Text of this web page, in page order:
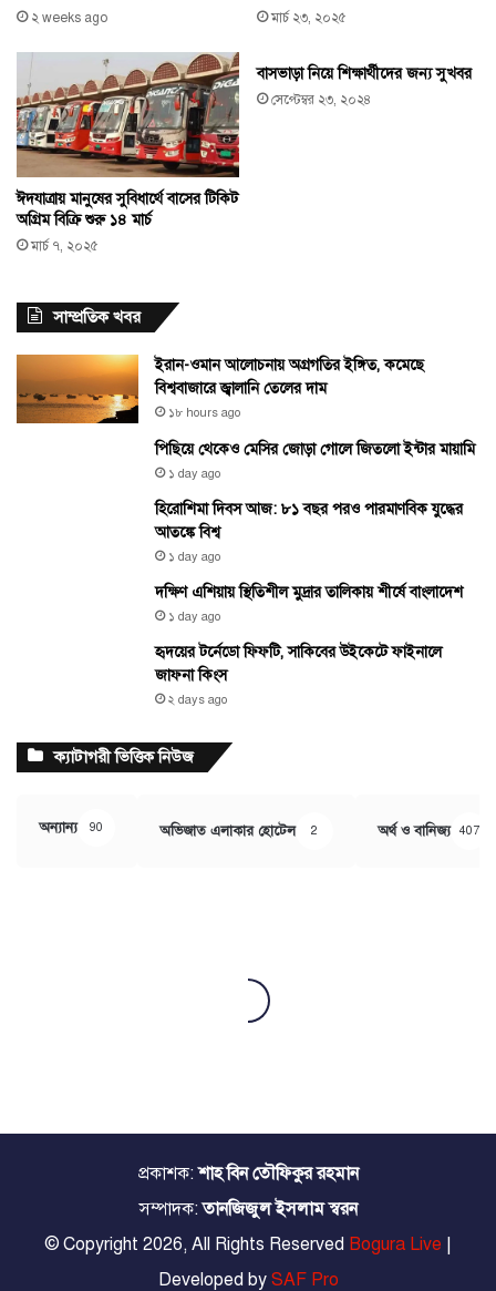
২ weeks ago মার্চ ২৩, ২০২৫
ঈদযাত্রায় মানুষের সুবিধার্থে বাসের টিকিট
অগ্রিম বিক্রি শুরু ১৪ মার্চ
মার্চ ৭, ২০২৫
বাসভাড়া নিয়ে শিক্ষার্থীদের জন্য সুখবর
সেপ্টেম্বর ২৩, ২০২৪
সাম্প্রতিক খবর
ইরান-ওমান আলোচনায় অগ্রগতির ইঙ্গিত, কমেছে
বিশ্ববাজারে জ্বালানি তেলের দাম
১৮ hours ago
পিছিয়ে থেকেও মেসির জোড়া গোলে জিতলো ইন্টার মায়ামি
১ day ago
হিরোশিমা দিবস আজ: ৮১ বছর পরও পারমাণবিক যুদ্ধের
আতঙ্কে বিশ্ব
১ day ago
দক্ষিণ এশিয়ায় স্থিতিশীল মুদ্রার তালিকায় শীর্ষে বাংলাদেশ
১ day ago
হৃদয়ের টর্নেডো ফিফটি, সাকিবের উইকেটে ফাইনালে
জাফনা কিংস
২ days ago
ক্যাটাগরী ভিত্তিক নিউজ
অন্যান্য 90 অভিজাত এলাকার হোটেল 2 অর্থ ও বানিজ্য 407
প্রকাশক:শাহ বিন তৌফিকুর রহমান
সম্পাদক:তানজিজুল ইসলাম স্বরন
© Copyright 2026, All Rights Reserved Bogura Live
Developed by SAF Pro